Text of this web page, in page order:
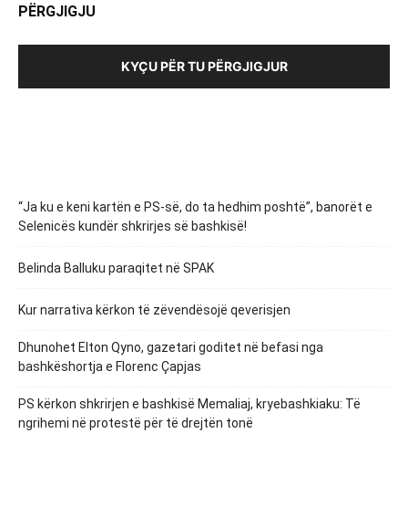
PËRGJIGJU
KYÇU PËR TU PËRGJIGJUR
“Ja ku e keni kartën e PS-së, do ta hedhim poshtë”, banorët e
Selenicës kundër shkrirjes së bashkisë!
Belinda Balluku paraqitet në SPAK
Kur narrativa kërkon të zëvendësojë qeverisjen
Dhunohet Elton Qyno, gazetari goditet në befasi nga
bashkëshortja e Florenc Çapjas
PS kërkon shkrirjen e bashkisë Memaliaj, kryebashkiaku: Të
ngrihemi në protestë për të drejtën tonë